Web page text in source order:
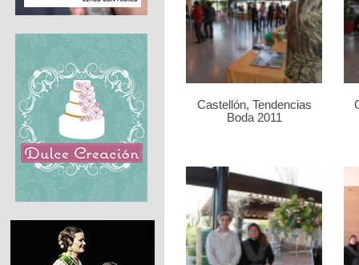
Castellón, Tendencias
Boda 2011